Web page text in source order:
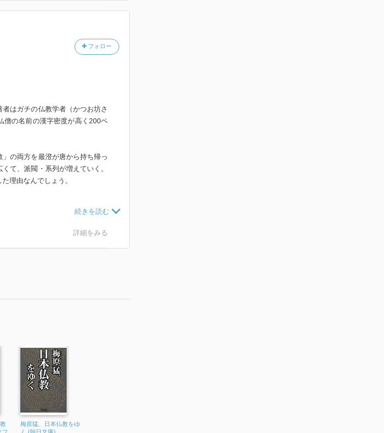
フォロー
はガチの仏教学者（かつお坊さ
僧の名前の漢字密度が高く200ペ
の両方を最澄が唐から持ち帰っ
て、派閥・系列が増えていく。
理由なんでしょう。
みたいな「僧兵」が出現し、つ
書いている。著者はこども頃ち
詳細をみる
梅原猛、日本仏教をゆ